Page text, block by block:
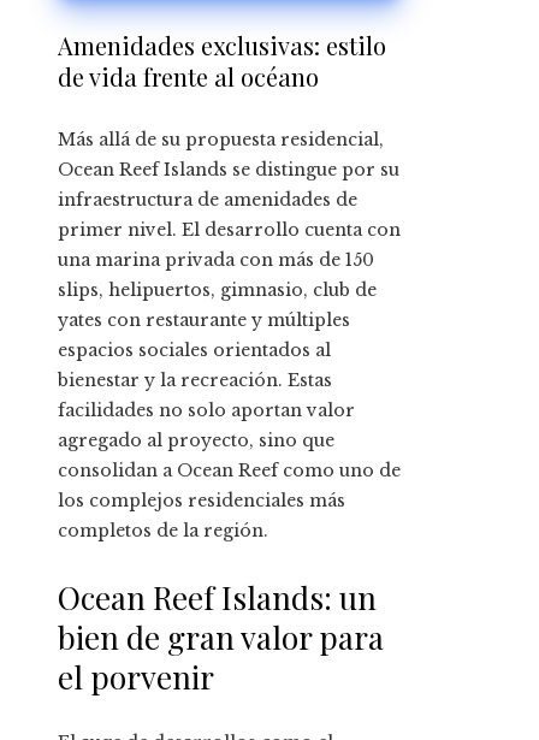
justa
Amenidades exclusivas: estilo
de vida frente al océano
Más allá de su propuesta residencial,
Ocean Reef Islands se distingue por su
infraestructura de amenidades de
primer nivel. El desarrollo cuenta con
una marina privada con más de 150
slips, helipuertos, gimnasio, club de
yates con restaurante y múltiples
espacios sociales orientados al
bienestar y la recreación. Estas
facilidades no solo aportan valor
agregado al proyecto, sino que
consolidan a Ocean Reef como uno de
los complejos residenciales más
completos de la región.
Ocean Reef Islands: un
bien de gran valor para
el porvenir